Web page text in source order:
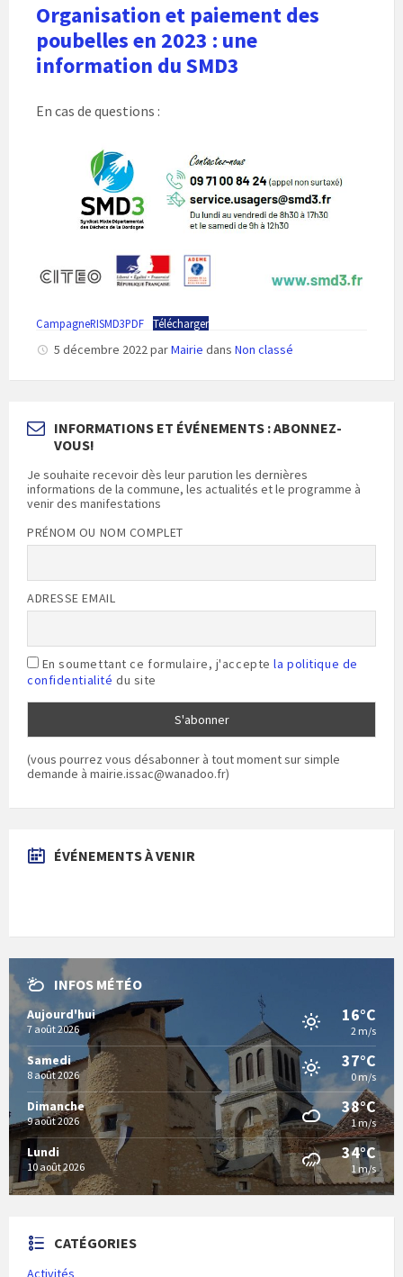
Organisation et paiement des
poubelles en 2023 : une
information du SMD3
En cas de questions :
CampagneRISMD3PDF Télécharger
5 décembre 2022parMairie dans Non classé
INFORMATIONS ET ÉVÉNEMENTS : ABONNEZ-
VOUS!
Je souhaite recevoir dès leur parution les dernières
informations de la commune, les actualités et le programme à
venir des manifestations
PRÉNOM OU NOM COMPLET
ADRESSE EMAIL
En soumettant ce formulaire, j'acceptela politique de
confidentialité du site
(vous pourrez vous désabonner à tout moment sur simple
demande à mairie.issac@wanadoo.fr)
ÉVÉNEMENTS À VENIR
INFOS MÉTÉO
Aujourd'hui
7 août 2026
16°C
2 m/s
Samedi
8 août 2026
37°C
0 m/s
Dimanche
9 août 2026
38°C
1 m/s
Lundi
10 août 2026
34°C
1 m/s
CATÉGORIES
Activités